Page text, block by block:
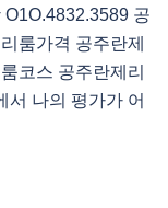
공
룸가격 공주란제
코스 공주란제리
나의 평가가 어